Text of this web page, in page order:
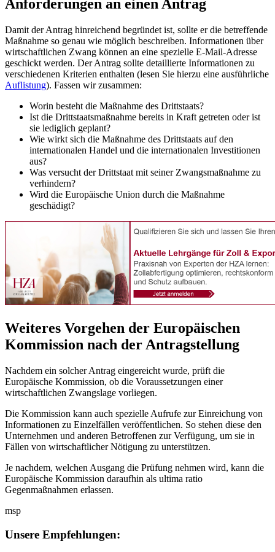
Anforderungen an einen Antrag
Damit der Antrag hinreichend begründet ist, sollte er die betreffende
Maßnahme so genau wie möglich beschreiben. Informationen über
wirtschaftlichen Zwang können an eine spezielle E-Mail-Adresse
geschickt werden. Der Antrag sollte detaillierte Informationen zu
verschiedenen Kriterien enthalten (lesen Sie hierzu eine ausführliche
Auflistung). Fassen wir zusammen:
Worin besteht die Maßnahme des Drittstaats?
Ist die Drittstaatsmaßnahme bereits in Kraft getreten oder ist
sie lediglich geplant?
Wie wirkt sich die Maßnahme des Drittstaats auf den
internationalen Handel und die internationalen Investitionen
aus?
Was versucht der Drittstaat mit seiner Zwangsmaßnahme zu
verhindern?
Wird die Europäische Union durch die Maßnahme
geschädigt?
Weiteres Vorgehen der Europäischen
Kommission nach der Antragstellung
Nachdem ein solcher Antrag eingereicht wurde, prüft die
Europäische Kommission, ob die Voraussetzungen einer
wirtschaftlichen Zwangslage vorliegen.
Die Kommission kann auch spezielle Aufrufe zur Einreichung von
Informationen zu Einzelfällen veröffentlichen. So stehen diese den
Unternehmen und anderen Betroffenen zur Verfügung, um sie in
Fällen von wirtschaftlicher Nötigung zu unterstützen.
Je nachdem, welchen Ausgang die Prüfung nehmen wird, kann die
Europäische Kommission daraufhin als ultima ratio
Gegenmaßnahmen erlassen.
msp
Unsere Empfehlungen: